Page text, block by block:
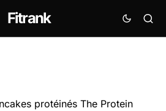
Fitrank
protéinés The Protein